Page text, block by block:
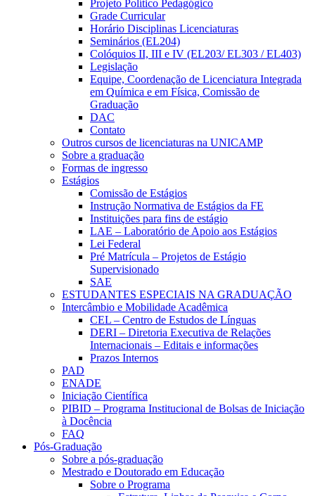
Projeto Político Pedagógico
Grade Curricular
Horário Disciplinas Licenciaturas
Seminários (EL204)
Colóquios II, III e IV (EL203/ EL303 / EL403)
Legislação
Equipe, Coordenação de Licenciatura Integrada
em Química e em Física, Comissão de
Graduação
DAC
Contato
Outros cursos de licenciaturas na UNICAMP
Sobre a graduação
Formas de ingresso
Estágios
Comissão de Estágios
Instrução Normativa de Estágios da FE
Instituições para fins de estágio
LAE – Laboratório de Apoio aos Estágios
Lei Federal
Pré Matrícula – Projetos de Estágio
Supervisionado
SAE
ESTUDANTES ESPECIAIS NA GRADUAÇÃO
Intercâmbio e Mobilidade Acadêmica
CEL – Centro de Estudos de Línguas
DERI – Diretoria Executiva de Relações
Internacionais – Editais e informações
Prazos Internos
PAD
ENADE
Iniciação Científica
PIBID – Programa Institucional de Bolsas de Iniciação
à Docência
FAQ
Pós-Graduação
Sobre a pós-graduação
Mestrado e Doutorado em Educação
Sobre o Programa